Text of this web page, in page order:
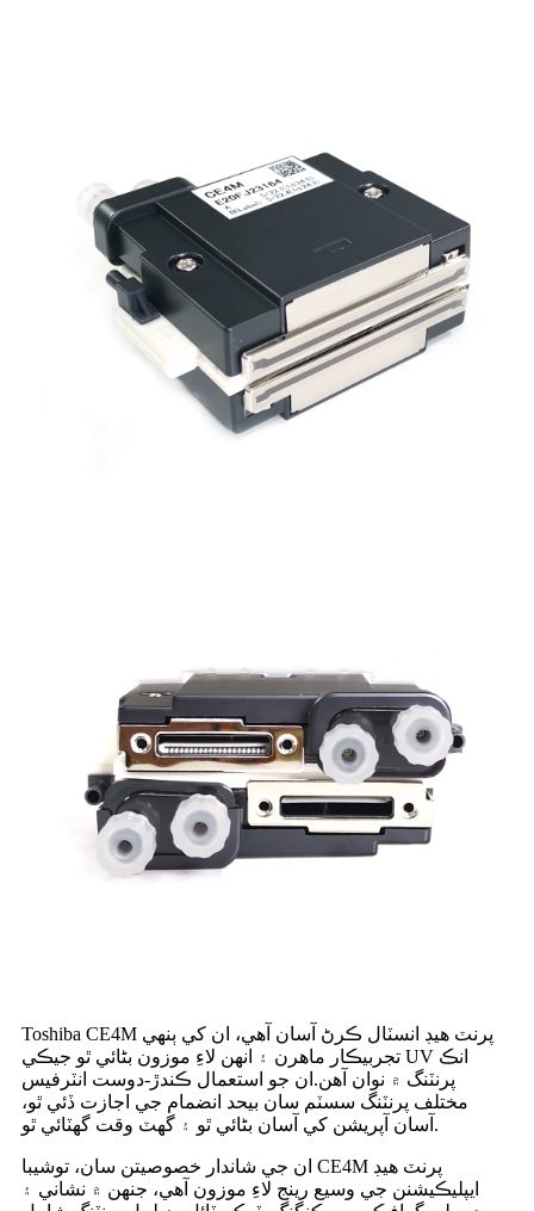
Toshiba CE4M پرنٽ هيڊ انسٽال ڪرڻ آسان آهي، ان کي ٻنهي
تجربيڪار ماهرن ۽ انهن لاءِ موزون بڻائي ٿو جيڪي UV انڪ
پرنٽنگ ۾ نوان آهن.ان جو استعمال ڪندڙ-دوست انٽرفيس
مختلف پرنٽنگ سسٽم سان بيحد انضمام جي اجازت ڏئي ٿو،
آسان آپريشن کي آسان بڻائي ٿو ۽ گھٽ وقت گھٽائي ٿو.
ان جي شاندار خصوصيتن سان، توشيبا CE4M پرنٽ هيڊ
ايپليڪيشنن جي وسيع رينج لاءِ موزون آهي، جنهن ۾ نشاني ۽